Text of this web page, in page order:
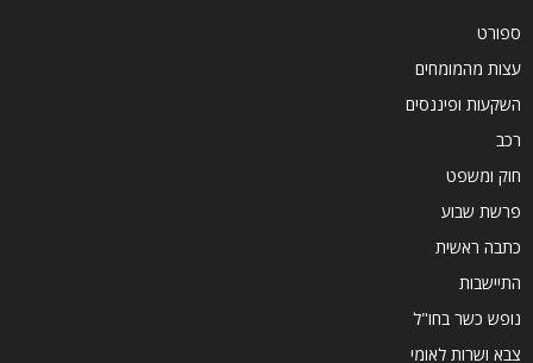
ספורט
עצות מהמומחים
השקעות ופיננסים
רכב
חוק ומשפט
פרשת שבוע
כתבה ראשית
התיישבות
נופש כשר בחו"ל
צבא ושרות לאומי